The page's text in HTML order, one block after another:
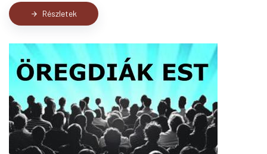
arrow_forward Részletek